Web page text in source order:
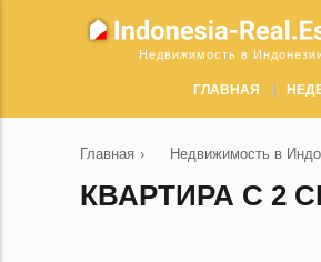
Недвижимость в
ГЛАВНАЯ
Главная › Недвижимость в
КВАРТИРА С 2